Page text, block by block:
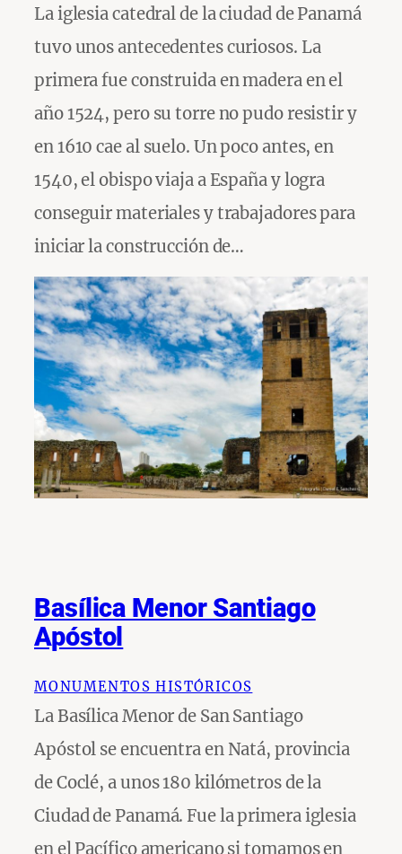
La iglesia catedral de la ciudad de Panamá
tuvo unos antecedentes curiosos. La
primera fue construida en madera en el
año 1524, pero su torre no pudo resistir y
en 1610 cae al suelo. Un poco antes, en
1540, el obispo viaja a España y logra
conseguir materiales y trabajadores para
iniciar la construcción de…
Basílica Menor Santiago
Apóstol
MONUMENTOS HISTÓRICOS
La Basílica Menor de San Santiago
Apóstol se encuentra en Natá, provincia
de Coclé, a unos 180 kilómetros de la
Ciudad de Panamá. Fue la primera iglesia
en el Pacífico americano si tomamos en